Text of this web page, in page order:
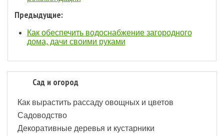
Предыдущие:
Как обеспечить водоснабжение загородного
дома, дачи своими руками
Сад и огород
Как вырастить рассаду овощных и цветов
Садоводство
Декоративные деревья и кустарники